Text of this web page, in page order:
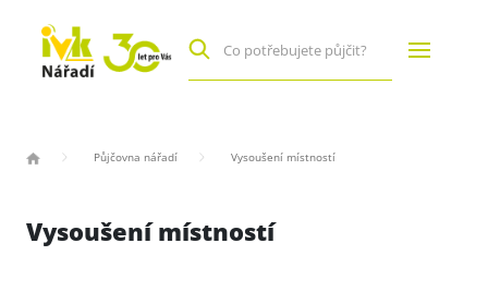
Půjčovna nářadí Vysoušení místností
Vysoušení místností